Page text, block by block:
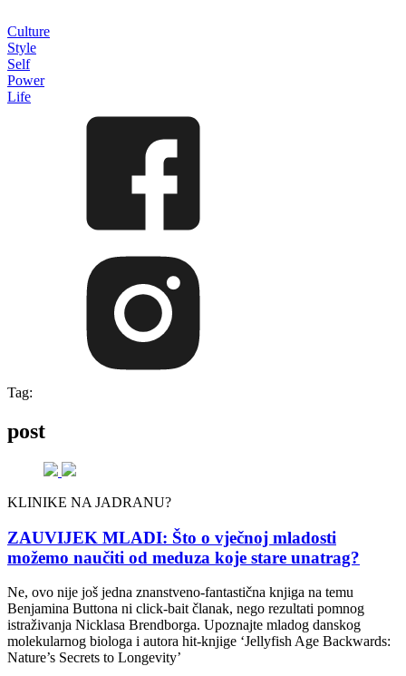
Culture
Style
Self
Power
Life
Tag:
post
KLINIKE NA JADRANU?
ZAUVIJEK MLADI: Što o vječnoj mladosti
možemo naučiti od meduza koje stare unatrag?
Ne, ovo nije još jedna znanstveno-fantastična knjiga na temu
Benjamina Buttona ni click-bait članak, nego rezultati pomnog
istraživanja Nicklasa Brendborga. Upoznajte mladog danskog
molekularnog biologa i autora hit-knjige ‘Jellyfish Age Backwards:
Nature’s Secrets to Longevity’